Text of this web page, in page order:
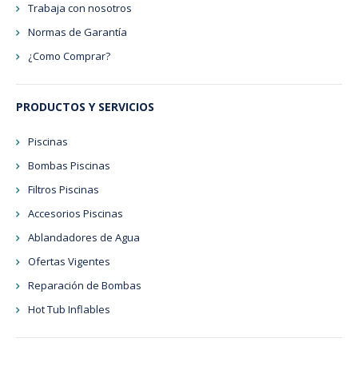
Trabaja con nosotros
Normas de Garantía
¿Como Comprar?
PRODUCTOS Y SERVICIOS
Piscinas
Bombas Piscinas
Filtros Piscinas
Accesorios Piscinas
Ablandadores de Agua
Ofertas Vigentes
Reparación de Bombas
Hot Tub Inflables